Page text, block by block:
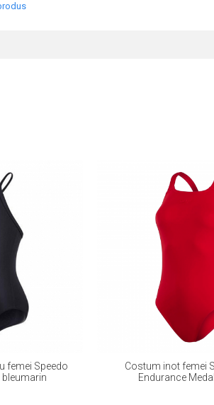
femei Speedo
bleumarin
Costum inot femei
Endurance